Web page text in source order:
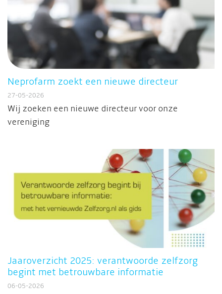
Neprofarm zoekt een nieuwe directeur
27-05-2026
Wij zoeken een nieuwe directeur voor onze
vereniging
Jaaroverzicht 2025: verantwoorde zelfzorg
begint met betrouwbare informatie
06-05-2026